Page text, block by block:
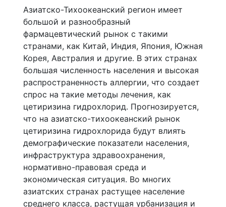
Азиатско-Тихоокеанский регион имеет
большой и разнообразный
фармацевтический рынок с такими
странами, как Китай, Индия, Япония, Южная
Корея, Австралия и другие. В этих странах
большая численность населения и высокая
распространенность аллергии, что создает
спрос на такие методы лечения, как
цетиризина гидрохлорид. Прогнозируется,
что на азиатско-тихоокеанский рынок
цетиризина гидрохлорида будут влиять
демографические показатели населения,
инфраструктура здравоохранения,
нормативно-правовая среда и
экономическая ситуация. Во многих
азиатских странах растущее население
среднего класса, растущая урбанизация и